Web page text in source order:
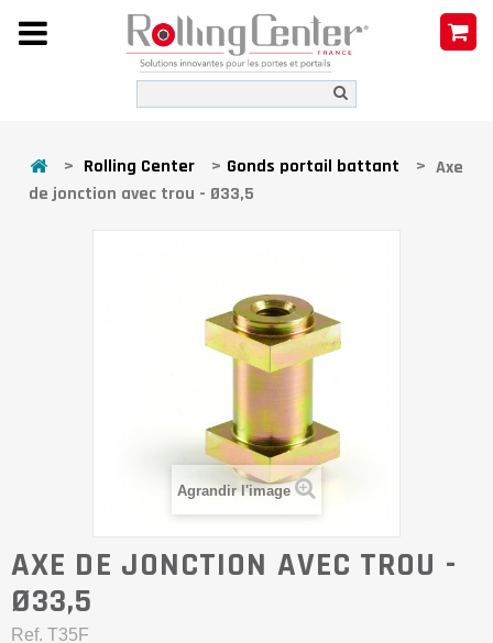
> Rolling Center > Gonds portail battant > Axe
de jonction avec trou - Ø33,5
Agrandir l'image
AXE DE JONCTION AVEC TROU -
Ø33,5
Ref. T35F